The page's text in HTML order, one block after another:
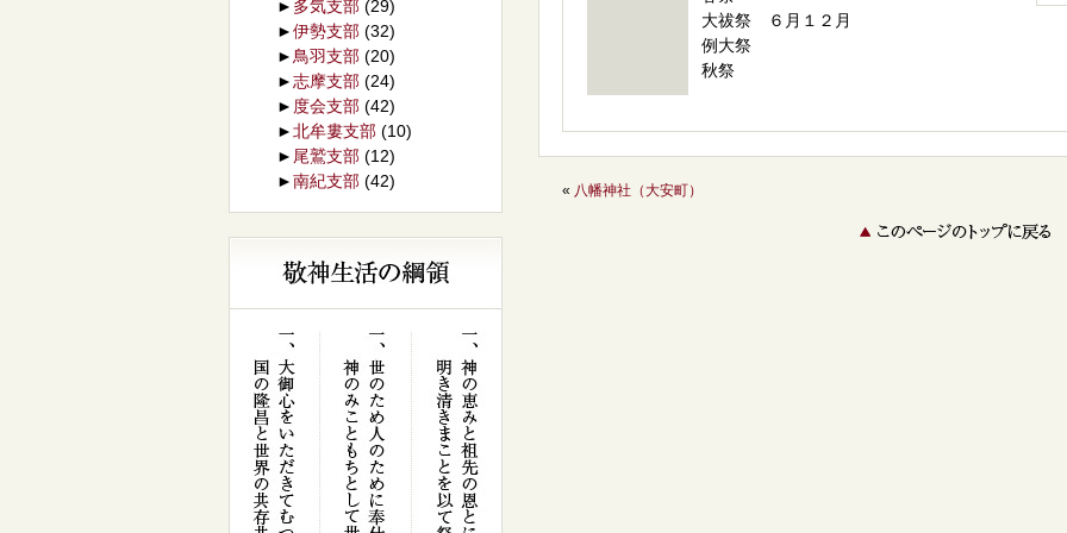
大祓祭 ６月１２月
例大祭
秋祭
« 八幡神社（大安町）
► 多気支部 (29)
►伊勢支部 (32)
► 鳥羽支部 (20)
►志摩支部 (24)
► 度会支部 (42)
►北牟婁支部 (10)
► 尾鷲支部 (12)
►南紀支部 (42)